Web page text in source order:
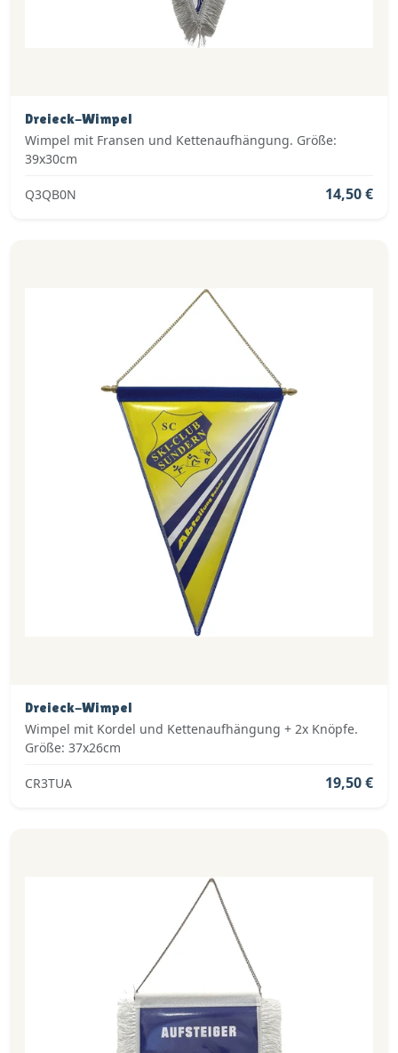
Dreieck-Wimpel
Wimpel mit Fransen und Kettenaufhängung. Größe:
39x30cm
Q3QB0N 14,50 €
Dreieck-Wimpel
Wimpel mit Kordel und Kettenaufhängung + 2x Knöpfe.
Größe: 37x26cm
CR3TUA 19,50 €